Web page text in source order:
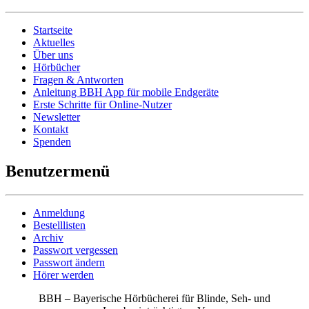
Startseite
Aktuelles
Über uns
Hörbücher
Fragen & Antworten
Anleitung BBH App für mobile Endgeräte
Erste Schritte für Online-Nutzer
Newsletter
Kontakt
Spenden
Benutzermenü
Anmeldung
Bestelllisten
Archiv
Passwort vergessen
Passwort ändern
Hörer werden
BBH – Bayerische Hörbücherei für Blinde, Seh- und